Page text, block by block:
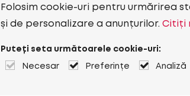
Folosim cookie-uri pentru urmărirea
și de personalizare a anunțurilor. Citiți
Puteți seta următoarele cookie-uri:
Necesar Preferințe Analiză